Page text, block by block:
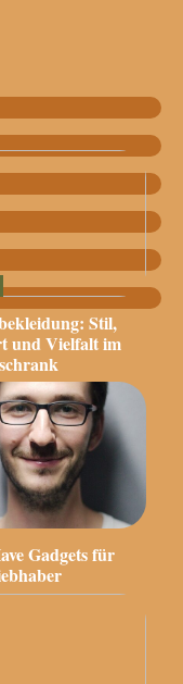
Stil,
und Vielfalt im
Gadgets für